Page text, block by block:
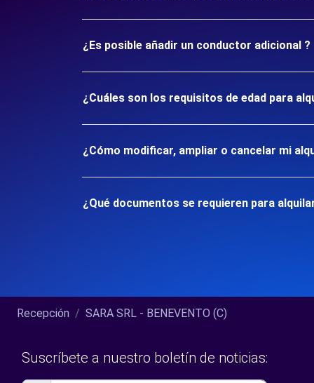
¿Es posible añadir un conductor adicional ?
¿Cuáles son los requisitos de edad para
¿Cómo modificar, ampliar o cancelar mi
¿Qué documentos se requieren para
Recepción SARA SRL - BENEVENTO (C)
Suscríbete a nuestro boletín de noticias: